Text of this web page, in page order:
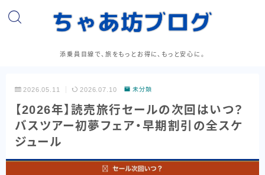
添乗員目線で、旅をもっとお得に、もっと安心に。
2026.05.11 2026.07.10 未分類
【2026年】読売旅行セールの次回はいつ？
バスツアー初夢フェア・早期割引の全スケ
ジュール